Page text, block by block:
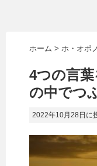
ホーム > ホ・オポ
4つの言
の中でつ
2022年10月28日に